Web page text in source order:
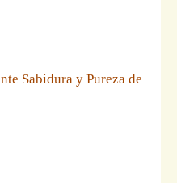
Sabidura y Pureza de